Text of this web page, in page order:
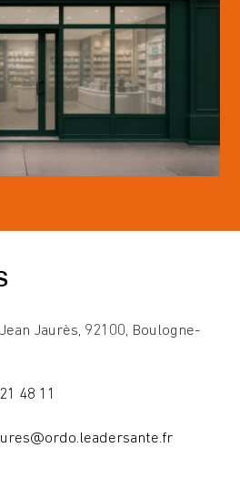
Jaurès, 92100, Boulogne-
48 11